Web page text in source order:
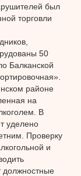
был
торговли
50
Балканской
районе
на
В
уделено
Проверку
и
должностные